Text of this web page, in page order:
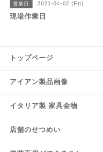
営業日 2021-04-02 (Fri)
現場作業日
トップページ
アイアン製品画像
イタリア製 家具金物
店舗のせつめい